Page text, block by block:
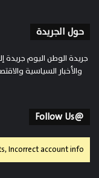
حول الجريدة
جريدة الوطن اليوم جريدة
والأخبار السياسية
@Follow Us
Incorrect account info.